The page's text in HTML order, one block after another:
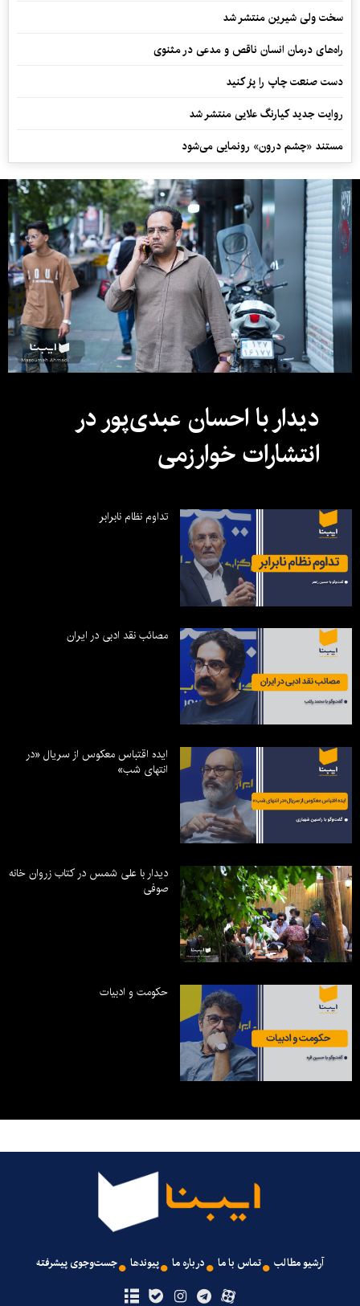
سخت ولی شیرین منتشر شد
راه‌های درمان انسان ناقص و مدعی در مثنوی
دست صنعت چاپ را پرُ کنید
روایت جدید کیارنگ علایی منتشر شد
مستند «چشم درون» رونمایی می‌شود
دیدار با احسان عبدی‌پور در
انتشارات خوارزمی
تداوم نظام نابرابر
مصائب نقد ادبی در ایران
ایده اقتباس معکوس از سریال «در
انتهای شب»
دیدار با علی شمس در کتاب زروان خانه
صوفی
حکومت و ادبیات
آرشیو مطالب تماس با ما درباره ما پیوندها جست‌وجوی پیشرفته